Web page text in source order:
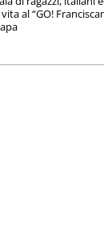
al “GO!